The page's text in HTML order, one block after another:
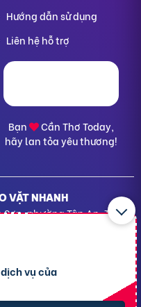
vụ của
Hướng dẫn sử dụng
Liên hệ hỗ trợ
Bạn
Cần Thơ Today,
hãy lan tỏa yêu thương!
VẶT NHANH
phường Tân An, TP.
cấp: 24/01/2022 - Cơ
– Sở kế hoạch và
Thơ